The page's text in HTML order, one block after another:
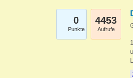
0
Punkte
4453
Aufrufe